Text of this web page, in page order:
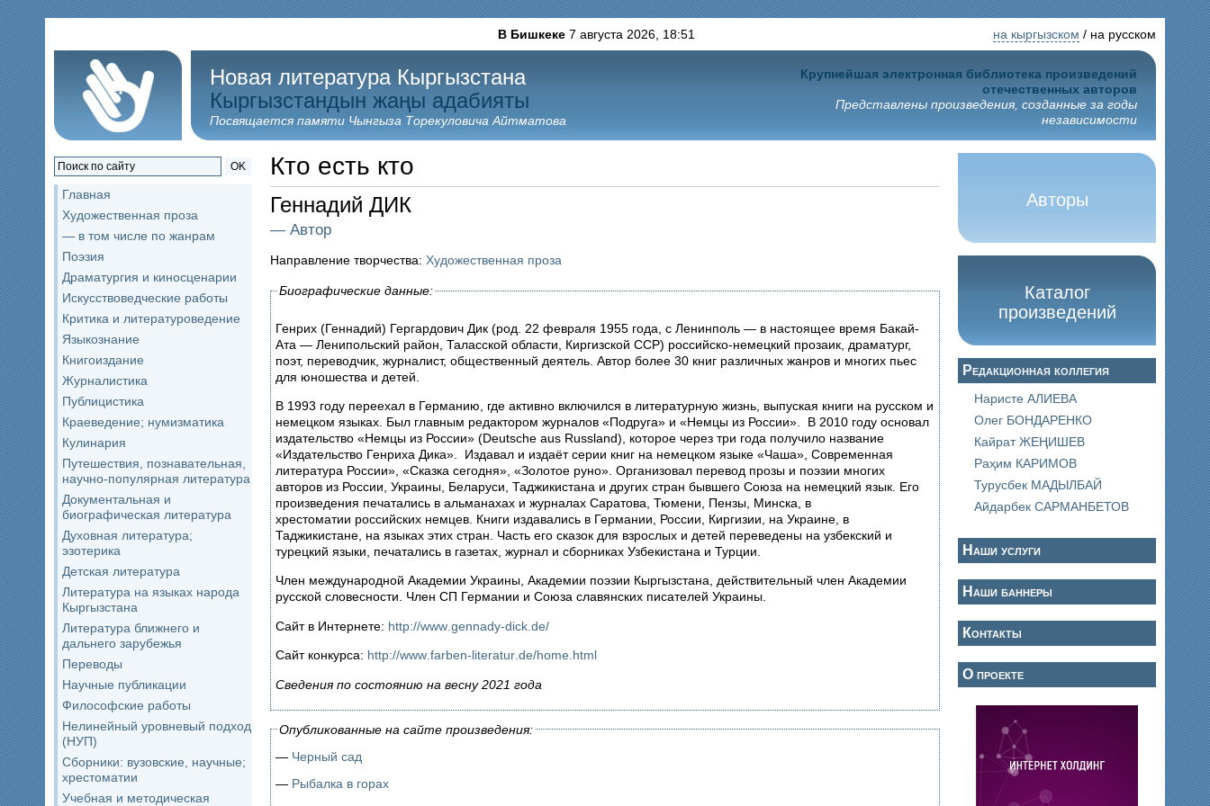
В Бишкеке7 августа 2026, 18:51 на кыргызском / на русском
Новая литература Кыргызстана
Кыргызстандын жаңы адабияты
Посвящается памяти Чынгыза Торекуловича Айтматова
Крупнейшая электронная библиотека произведений
отечественных авторов
Представлены произведения, созданные за годы
независимости
OK
Главная
Художественная проза
— в том числе по жанрам
Поэзия
Драматургия и киносценарии
Искусствоведческие работы
Критика и литературоведение
Языкознание
Книгоиздание
Журналистика
Публицистика
Краеведение; нумизматика
Кулинария
Путешествия, познавательная,
научно-популярная литература
Документальная и
биографическая литература
Духовная литература;
эзотерика
Детская литература
Литература на языках народа
Кыргызстана
Литература ближнего и
дальнего зарубежья
Переводы
Научные публикации
Философские работы
Нелинейный уровневый подход
(НУП)
Сборники: вузовские, научные;
хрестоматии
Учебная и методическая
Кто есть кто
Геннадий ДИК
— Автор
Направление творчества: Художественная проза
Биографические данные:
Генрих (Геннадий) Гергардович Дик (род. 22 февраля 1955 года, с Ленинполь — в настоящее время Бакай-
Ата — Ленипольский район, Таласской области, Киргизской ССР) российско-немецкий прозаик, драматург,
поэт, переводчик, журналист, общественный деятель. Автор более 30 книг различных жанров и многих пьес
для юношества и детей.
В 1993 году переехал в Германию, где активно включился в литературную жизнь, выпуская книги на русском и
немецком языках. Был главным редактором журналов «Подруга» и «Немцы из России». В 2010 году основал
издательство «Немцы из России» (Deutsche aus Russland), которое через три года получило название
«Издательство Генриха Дика». Издавал и издаёт серии книг на немецком языке «Чаша», Современная
литература России», «Сказка сегодня», «Золотое руно». Организовал перевод прозы и поэзии многих
авторов из России, Украины, Беларуси, Таджикистана и других стран бывшего Союза на немецкий язык. Его
произведения печатались в альманахах и журналах Саратова, Тюмени, Пензы, Минска, в
хрестоматии российских немцев. Книги издавались в Германии, России, Киргизии, на Украине, в
Таджикистане, на языках этих стран. Часть его сказок для взрослых и детей переведены на узбекский и
турецкий языки, печатались в газетах, журнал и сборниках Узбекистана и Турции.
Член международной Академии Украины, Академии поэзии Кыргызстана, действительный член Академии
русской словесности. Член СП Германии и Cоюза славянских писателей Украины.
Сайт в Интернете: http://www gennady-dick de/
Сайт конкурса: http://www farben-literatur de/home html
Сведения по состоянию на весну 2021 года
Опубликованные на сайте произведения:
— Черный сад
— Рыбалка в горах
Авторы
Каталог
произведений
Редакционная коллегия
Наристе АЛИЕВА
Олег БОНДАРЕНКО
Кайрат ЖЕҢИШЕВ
Раҳим КАРИМОВ
Турусбек МАДЫЛБАЙ
Айдарбек САРМАНБЕТОВ
Наши услуги
Наши баннеры
Контакты
О проекте